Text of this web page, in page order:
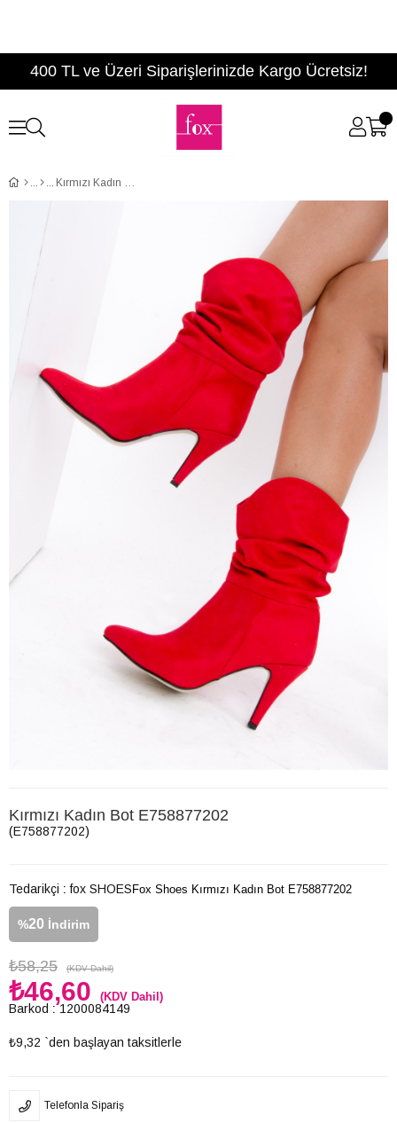
400 TL ve Üzeri Siparişlerinizde Kargo Ücretsiz!
Kırmızı Kadın Bot E758877202
Kırmızı Kadın Bot E758877202
(E758877202)
Tedarikçi : fox SHOES
%20 İndirim
₺58,25 (KDV Dahil)
₺46,60 (KDV Dahil)
Barkod : 1200084149
₺9,32 `den başlayan taksitlerle
Fox Shoes Kırmızı Kadın Bot E758877202
Telefonla Sipariş